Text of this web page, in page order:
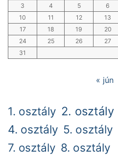
3
4 5 6
10
11 12 13
17
18 19 20
24
25 26 27
31
« jún
1. osztály 2. osztály
4. osztály 5. osztály
7. osztály 8. osztály